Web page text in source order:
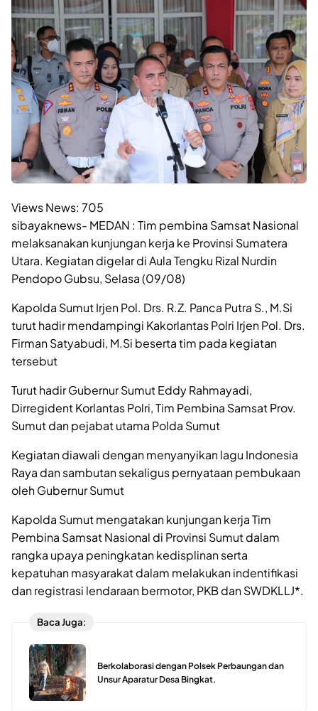
Views News: 705
sibayaknews- MEDAN : Tim pembina Samsat Nasional
melaksanakan kunjungan kerja ke Provinsi Sumatera
Utara. Kegiatan digelar di Aula Tengku Rizal Nurdin
Pendopo Gubsu, Selasa (09/08)
Kapolda Sumut Irjen Pol. Drs. R.Z. Panca Putra S., M.Si
turut hadir mendampingi Kakorlantas Polri Irjen Pol. Drs.
Firman Satyabudi, M.Si beserta tim pada kegiatan
tersebut
Turut hadir Gubernur Sumut Eddy Rahmayadi,
Dirregident Korlantas Polri, Tim Pembina Samsat Prov.
Sumut dan pejabat utama Polda Sumut
Kegiatan diawali dengan menyanyikan lagu Indonesia
Raya dan sambutan sekaligus pernyataan pembukaan
oleh Gubernur Sumut
Kapolda Sumut mengatakan kunjungan kerja Tim
Pembina Samsat Nasional di Provinsi Sumut dalam
rangka upaya peningkatan kedisplinan serta
kepatuhan masyarakat dalam melakukan indentifikasi
dan registrasi lendaraan bermotor, PKB dan SWDKLLJ*.
Baca Juga:
Berkolaborasi dengan Polsek Perbaungan dan
Unsur Aparatur Desa Bingkat.